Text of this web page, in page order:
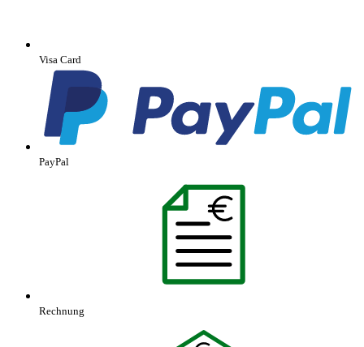
Visa Card
PayPal
Rechnung